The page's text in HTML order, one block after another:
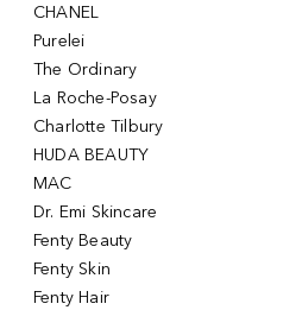
CHANEL
Purelei
The Ordinary
La Roche-Posay
Charlotte Tilbury
HUDA BEAUTY
MAC
Dr. Emi Skincare
Fenty Beauty
Fenty Skin
Fenty Hair